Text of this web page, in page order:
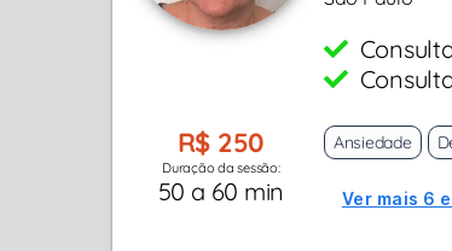
R$ 250
Duração da sessão:
50 a 60 min
Ansiedade
Ver mais 6